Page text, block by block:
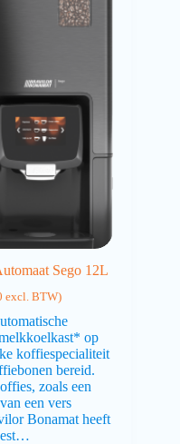
Sego 12L
excl. BTW)
op
koffiespecialiteit
bereid.
zoals een
een vers
Bonamat heeft